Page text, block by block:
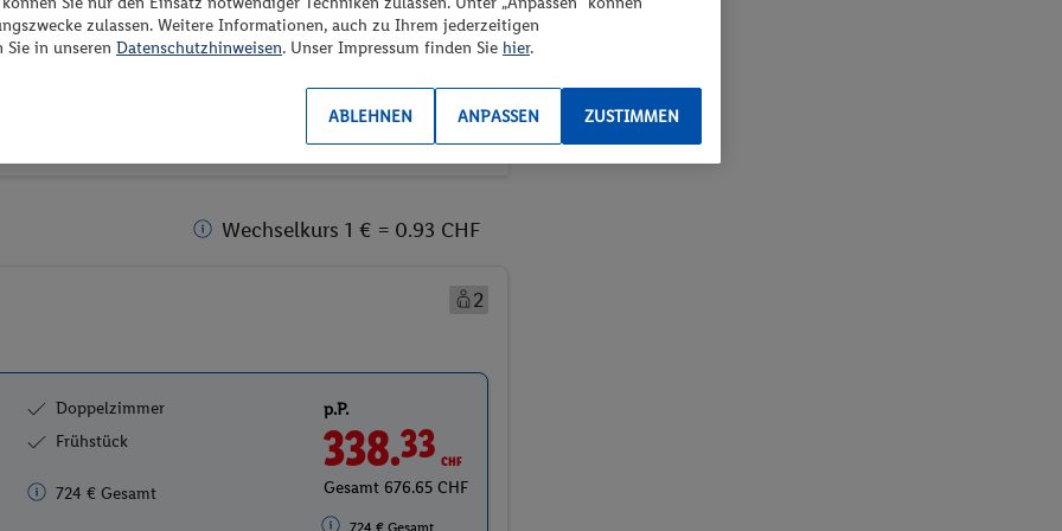
Weitere Filter
(0/1)
Preis aufsteigend
Wechselkurs 1 € = 0.93 CHF
2
Doppelzimmer
Frühstück
724 € Gesamt
p.P.
338.33CHF
Gesamt 676.65 CHF
724 € Gesamt
zulassen. Weitere Informationen, auch zu Ihrem jederzeitigen
in unseren Datenschutzhinweisen. Unser Impressum finden Sie hier.
ZUSTIMMEN
ANPASSEN
ABLEHNEN